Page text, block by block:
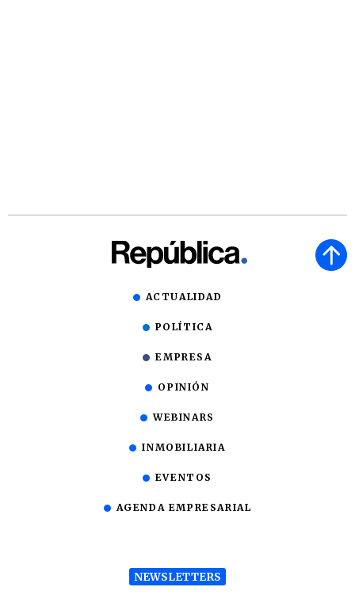
ACTUALIDAD
POLÍTICA
EMPRESA
OPINIÓN
WEBINARS
INMOBILIARIA
EVENTOS
AGENDA EMPRESARIAL
NEWSLETTERS